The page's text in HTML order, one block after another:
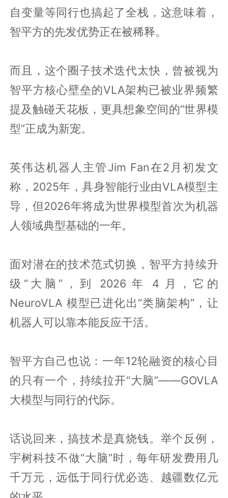
自变量等同行也搞起了全栈，这意味着，
智平方的先发优势正在被稀释。
而且，这个圈子技术迭代太快，曾被视为
智平方核心壁垒的VLA架构已被业界频繁
提及触碰天花板，更具想象空间的“世界模
型”正成为新宠。
英伟达机器人主管Jim Fan在2月初发文
称，2025年，具身智能行业由VLA模型主
导，但2026年将成为世界模型首次为机器
人领域典型基础的一年。
面对潜在的技术范式切换，智平方持续升
级“大脑”，到 2026 年 4 月，它的
NeuroVLA 模型已进化出“类脑架构”，让
机器人可以靠本能反应干活。
智平方自己也说：一年12轮融资的核心目
的只有一个，持续拉开“大脑”——GOVLA
大模型与同行的代际。
话说回来，搞技术是真烧钱。举个反例，
宇树科技不做“大脑”时，每年研发费用几
千万元，远低于同行优必选、越疆数亿元